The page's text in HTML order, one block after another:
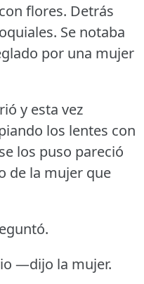
flores. Detrás
Se notaba
por una mujer
y esta vez
los lentes con
los puso pareció
de la mujer que
—dijo la mujer.